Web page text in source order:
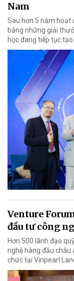
Nam
Sau hơn 5 năm hoạt
bằng những giải
học đang tiếp tục
Venture
đầu tư công
Hơn 500 lãnh đạo
nghệ hàng đầu
chức tại Vinpearl